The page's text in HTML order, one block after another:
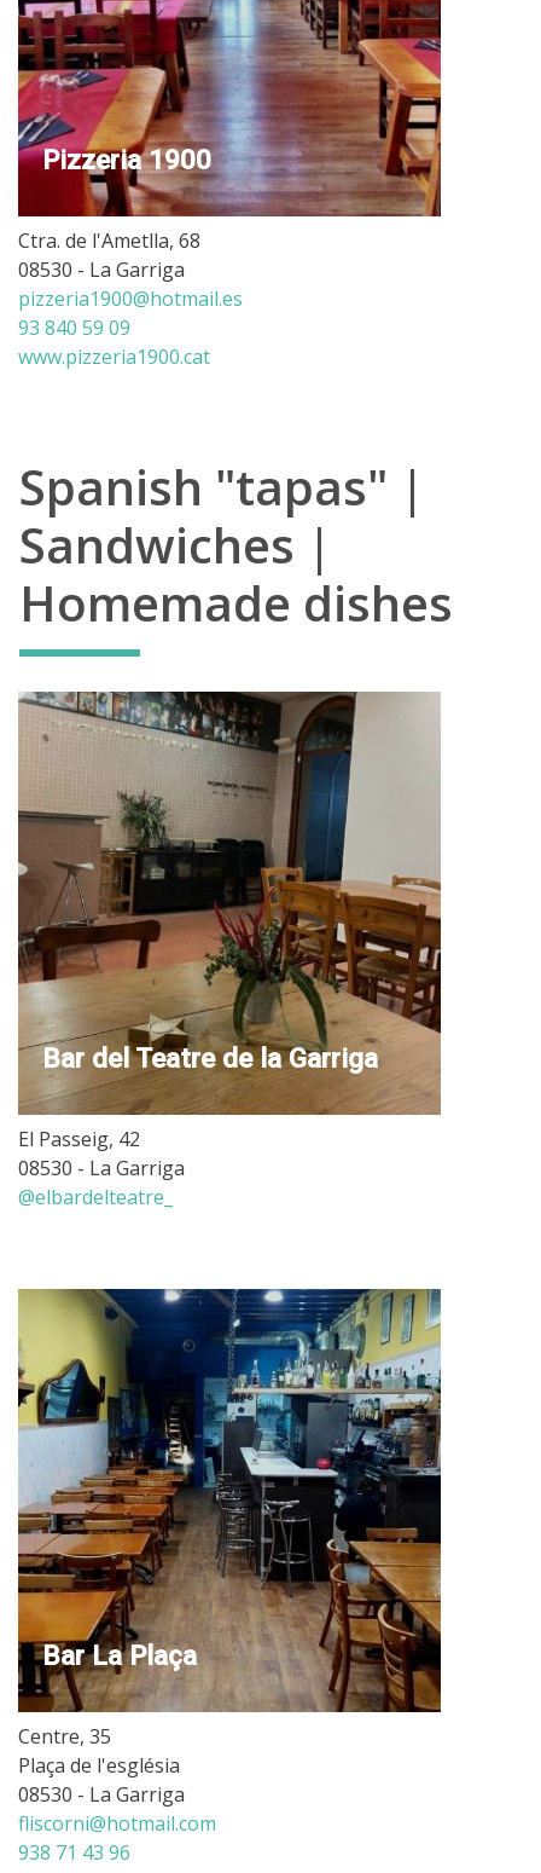
Pizzeria 1900
Ctra. de l'Ametlla, 68
08530 - La Garriga
pizzeria1900@hotmail.es
93 840 59 09
www.pizzeria1900.cat
Spanish "tapas" |
Sandwiches |
Homemade dishes
Bar del Teatre de la Garriga
El Passeig, 42
08530 - La Garriga
@elbardelteatre_
Bar La Plaça
Centre, 35
Plaça de l'església
08530 - La Garriga
fliscorni@hotmail.com
938 71 43 96